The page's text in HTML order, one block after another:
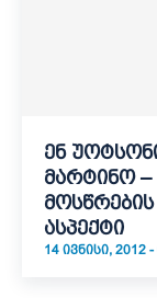
ენ
მარტინო –
ასპექტი
14 ᲘᲕᲜᲘᲡᲘ, 2012 -